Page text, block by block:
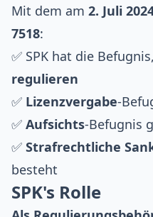
Mit dem am 2. Juli
7518:
✅ SPK hat die
regulieren
✅ Lizenzvergabe-
✅ Aufsichts-Befugnis
✅ Strafrechtliche
besteht
SPK's Rolle